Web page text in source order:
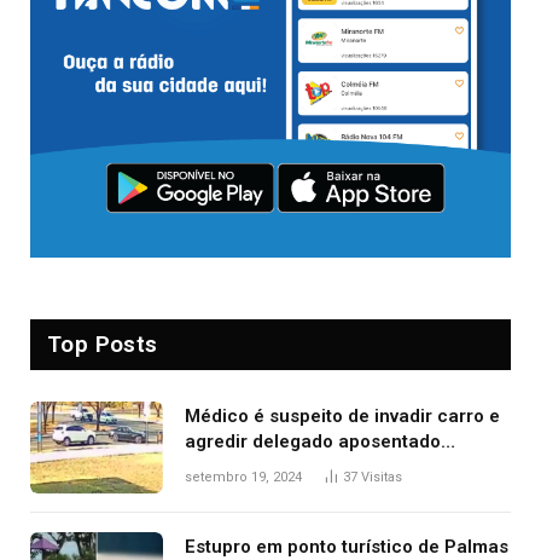
Top Posts
Médico é suspeito de invadir carro e
agredir delegado aposentado
durante confusão no trânsito
setembro 19, 2024 37 Visitas
Estupro em ponto turístico de Palmas